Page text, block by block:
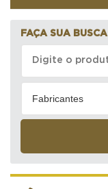
FAÇA SUA BUSCA
Fabricantes